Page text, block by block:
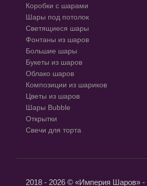
Коробки с шарами
Шары под потолок
Светящиеся шары
Фонтаны из шаров
Большие шары
Букеты из шаров
Облако шаров
Композиции из шариков
Цветы из шаров
Шары Bubble
Открытки
Свечи для торта
2018 - 2026 © «Империя Шаров» -